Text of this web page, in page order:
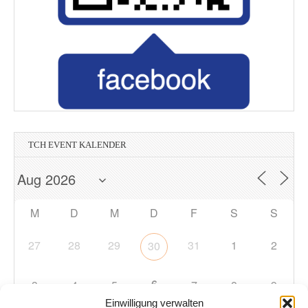
Einwilligung verwalten
TCH EVENT KALENDER
M D M D F S S
27 28 29 30 31 1 2
3 4 5 6 7 8 9